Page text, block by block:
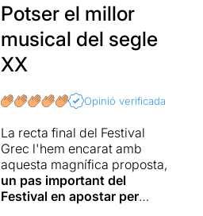
Potser el millor
musical del segle
XX
Opinió verificada
La recta final del Festival
Grec l'hem encarat amb
aquesta magnífica proposta,
un pas important del
Festival en apostar per